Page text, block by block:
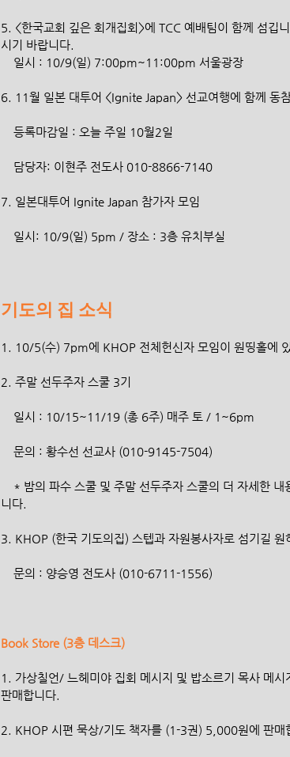
5. <한국교회 깊은 회개집회>에 TCC 예배팀이 함께 섬깁
시기 바랍니다.
    일시 : 10/9(일) 7:00pm~11:00pm 서울광장
6. 11월 일본 대투어 <Ignite Japan> 선교여행에 함께 동
    등록마감일 : 오늘 주일 10월2일
    담당자: 이현주 전도사 010-8866-7140
7. 일본대투어 Ignite Japan 참가자 모임
    일시: 10/9(일) 5pm / 장소 : 3층 유치부실
기도의 집 소식
1. 10/5(수) 7pm에 KHOP 전체헌신자 모임이 원띵홀에
2. 주말 선두주자 스쿨 3기
    일시 : 10/15~11/19 (총 6주) 매주 토 / 1~6pm
    문의 : 황수선 선교사 (010-9145-7504)
니다.
3. KHOP (한국 기도의집) 스텝과 자원봉사자로 섬기길 원
    문의 : 양승영 전도사 (010-6711-1556)
Book Store (3층 데스크)
1. 가상칠언/ 느헤미야 집회 메시지 및 밥소르기 목사 메
판매합니다.
2. KHOP 시편 묵상/기도 책자를 (1-3권) 5,000원에 판매